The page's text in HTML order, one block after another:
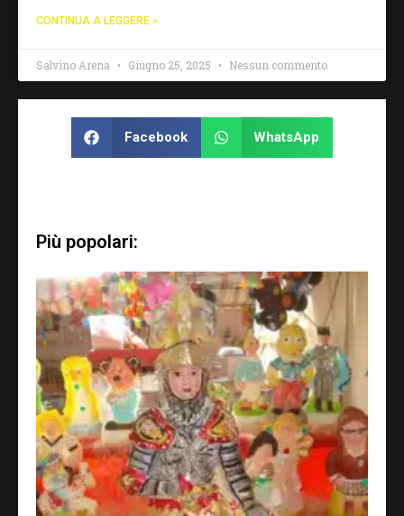
CONTINUA A LEGGERE »
Salvino Arena Giugno 25, 2025 Nessun commento
Facebook WhatsApp
Più popolari: